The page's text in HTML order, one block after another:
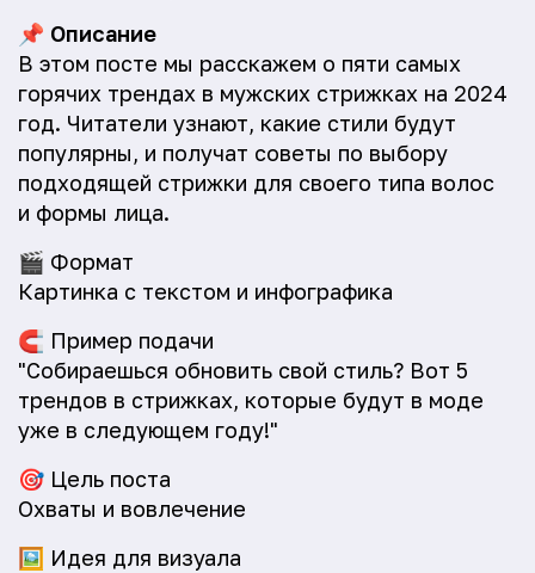
📌 Описание
В этом посте мы расскажем о пяти самых
горячих трендах в мужских стрижках на 2024
год. Читатели узнают, какие стили будут
популярны, и получат советы по выбору
подходящей стрижки для своего типа волос
и формы лица.
🎬 Формат
Картинка с текстом и инфографика
🧲 Пример подачи
"Собираешься обновить свой стиль? Вот 5
трендов в стрижках, которые будут в моде
уже в следующем году!"
🎯 Цель поста
Охваты и вовлечение
🖼️ Идея для визуала